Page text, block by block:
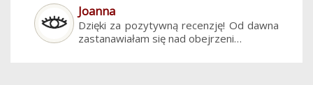
Joanna
Dzięki za pozytywną recenzję! Od dawna
zastanawiałam się nad obejrzeni…